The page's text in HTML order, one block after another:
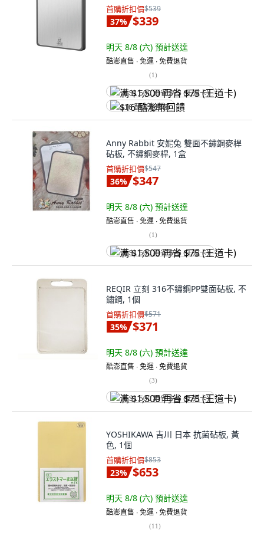
首購折扣價$539
37% $339
明天 8/8 (六) 預計送達
酷澎直售 ∙ 免運 ∙ 免費退貨
(1)
满 $1,500 再省 $75 (王道卡)
$16 酷澎幣回饋
Anny Rabbit 安妮兔 雙面不鏽鋼麥桿
砧板, 不鏽鋼麥桿, 1盒
首購折扣價$547
36% $347
明天 8/8 (六) 預計送達
酷澎直售 ∙ 免運 ∙ 免費退貨
(1)
满 $1,500 再省 $75 (王道卡)
REQIR 立刻 316不鏽鋼PP雙面砧板, 不
鏽鋼, 1個
首購折扣價$571
35% $371
明天 8/8 (六) 預計送達
酷澎直售 ∙ 免運 ∙ 免費退貨
(3)
满 $1,500 再省 $75 (王道卡)
YOSHIKAWA 吉川 日本 抗菌砧板, 黃
色, 1個
首購折扣價$853
23% $653
明天 8/8 (六) 預計送達
酷澎直售 ∙ 免運 ∙ 免費退貨
(11)